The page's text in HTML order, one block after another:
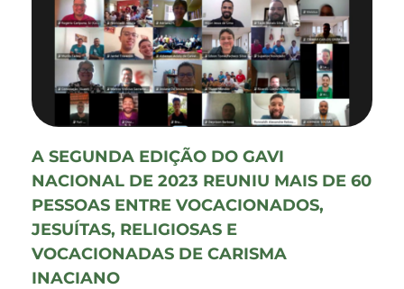
A SEGUNDA EDIÇÃO DO GAVI
NACIONAL DE 2023 REUNIU MAIS DE 60
PESSOAS ENTRE VOCACIONADOS,
JESUÍTAS, RELIGIOSAS E
VOCACIONADAS DE CARISMA
INACIANO